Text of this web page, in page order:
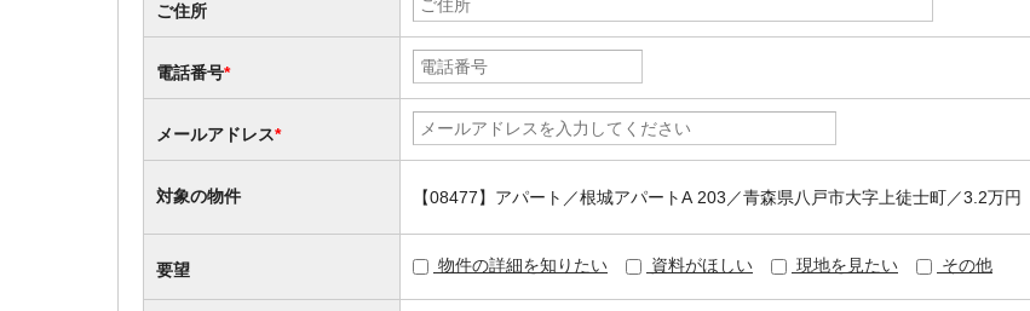
ご住所
電話番号*
メールアドレス*
対象の物件 【08477】アパート／根城アパートA 203／青森県八戸市大字上徒士町／3.2万円
要望 物件の詳細を知りたい 資料がほしい 現地を見たい その他